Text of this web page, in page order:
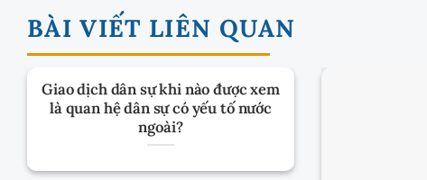
BÀI VIẾT LIÊN QUAN
Giao dịch dân sự khi nào được xem
là quan hệ dân sự có yếu tố nước
ngoài?